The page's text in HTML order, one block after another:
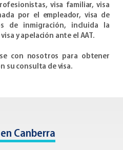
visa familiar, visa
por el empleador, visa de
de inmigración, incluida la
y apelación ante el AAT.
con nosotros para obtener
su consulta de visa.
en Canberra